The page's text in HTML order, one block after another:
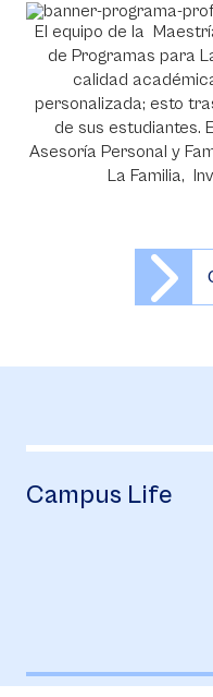
El equipo de la
de Programas para
calidad
personalizada; esto
de sus estudiantes.
Asesoría Personal y
La Familia,
Campus Life